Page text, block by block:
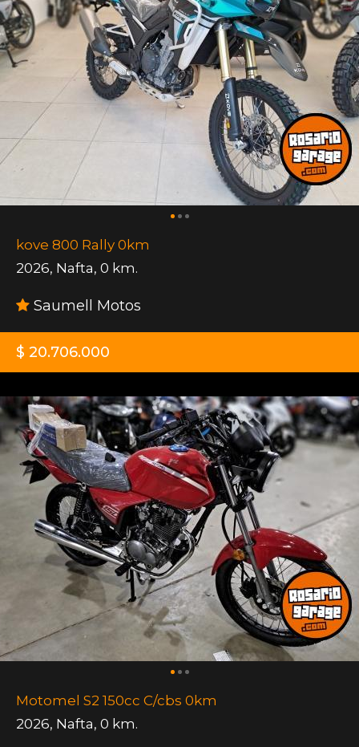
kove 800 Rally 0km
2026, Nafta, 0 km.
Saumell Motos
$ 20.706.000
Motomel S2 150cc C/cbs 0km
2026, Nafta, 0 km.